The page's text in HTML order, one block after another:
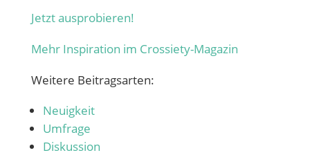
Jetzt ausprobieren!
Mehr Inspiration im Crossiety-Magazin
Weitere Beitragsarten:
Neuigkeit
Umfrage
Diskussion